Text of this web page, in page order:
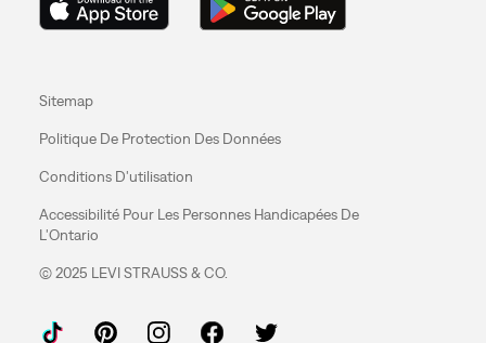
Sitemap
Politique De Protection Des Données
Conditions D'utilisation
Accessibilité Pour Les Personnes Handicapées De
L'Ontario
© 2025 LEVI STRAUSS & CO.